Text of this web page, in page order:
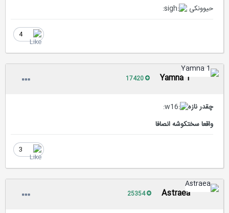
حیوونکی
Yamna 1
چقدر نازه
واقعا سختکوشه انصافا
Astraea